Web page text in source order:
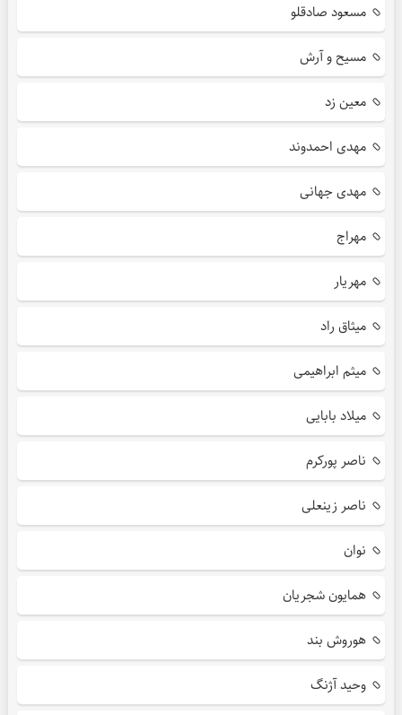
مسعود صادقلو
مسیح و آرش
معین زد
مهدی احمدوند
مهدی جهانی
مهراج
مهریار
میثاق راد
میثم ابراهیمی
میلاد بابایی
ناصر پورکرم
ناصر زینعلی
نوان
همایون شجریان
هوروش بند
وحید آژنگ